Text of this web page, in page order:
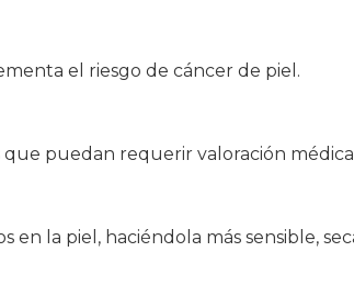
el riesgo de cáncer de piel.
puedan requerir valoración
la piel, haciéndola más sensible,